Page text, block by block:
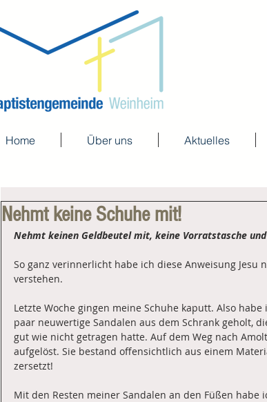
Home Über uns Aktuelles
Nehmt keine Schuhe mit!
Nehmt keinen Geldbeutel mit, keine Vorratstasche und
So ganz verinnerlicht habe ich diese Anweisung Jesu
verstehen.
Letzte Woche gingen meine Schuhe kaputt. Also
paar neuwertige Sandalen aus dem Schrank geholt,
gut wie nicht getragen hatte. Auf dem Weg nach
aufgelöst. Sie bestand offensichtlich aus einem
zersetzt!
Mit den Resten meiner Sandalen an den Füßen habe